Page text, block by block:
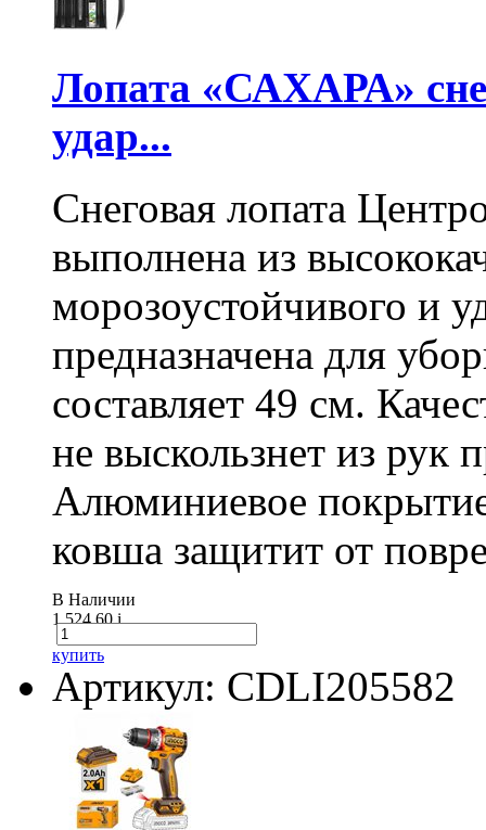
Лопата «САХАРА»
удар...
Снеговая лопата
выполнена из
морозоустойчивого и
предназначена для
составляет 49 см.
не выскользнет из рук
Алюминиевое
ковша защитит от
В Наличии
1 524.60i
купить
Артикул: CDLI205582